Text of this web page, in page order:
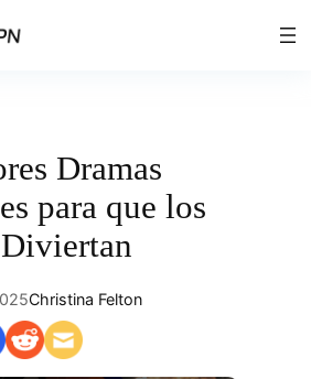
Dramas
para que los
Christina Felton